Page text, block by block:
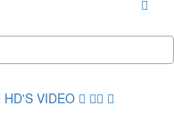
HD'S VIDEO